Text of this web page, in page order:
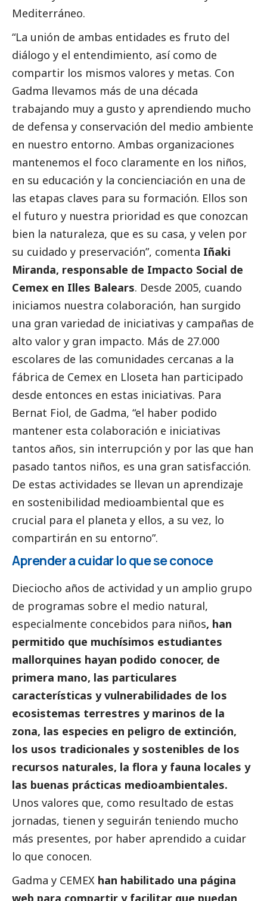
Mediterráneo.
“La unión de ambas entidades es fruto del
diálogo y el entendimiento, así como de
compartir los mismos valores y metas. Con
Gadma llevamos más de una década
trabajando muy a gusto y aprendiendo mucho
de defensa y conservación del medio ambiente
en nuestro entorno. Ambas organizaciones
mantenemos el foco claramente en los niños,
en su educación y la concienciación en una de
las etapas claves para su formación. Ellos son
el futuro y nuestra prioridad es que conozcan
bien la naturaleza, que es su casa, y velen por
su cuidado y preservación”, comenta Iñaki
Miranda, responsable de Impacto Social de
Cemex en Illes Balears. Desde 2005, cuando
iniciamos nuestra colaboración, han surgido
una gran variedad de iniciativas y campañas de
alto valor y gran impacto. Más de 27.000
escolares de las comunidades cercanas a la
fábrica de Cemex en Lloseta han participado
desde entonces en estas iniciativas. Para
Bernat Fiol, de Gadma, “el haber podido
mantener esta colaboración e iniciativas
tantos años, sin interrupción y por las que han
pasado tantos niños, es una gran satisfacción.
De estas actividades se llevan un aprendizaje
en sostenibilidad medioambiental que es
crucial para el planeta y ellos, a su vez, lo
compartirán en su entorno”.
Aprender a cuidar lo que se conoce
Dieciocho años de actividad y un amplio grupo
de programas sobre el medio natural,
especialmente concebidos para niños, han
permitido que muchísimos estudiantes
mallorquines hayan podido conocer, de
primera mano, las particulares
características y vulnerabilidades de los
ecosistemas terrestres y marinos de la
zona, las especies en peligro de extinción,
los usos tradicionales y sostenibles de los
recursos naturales, la flora y fauna locales y
las buenas prácticas medioambientales.
Unos valores que, como resultado de estas
jornadas, tienen y seguirán teniendo mucho
más presentes, por haber aprendido a cuidar
lo que conocen.
Gadma y CEMEX han habilitado una página
web para compartir y facilitar que puedan